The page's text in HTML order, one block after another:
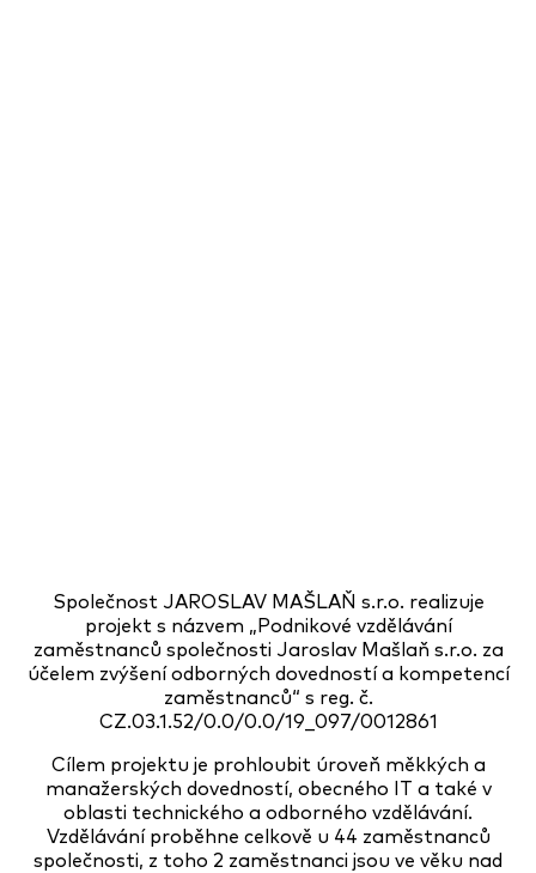
Společnost JAROSLAV MAŠLAŇ s.r.o. realizuje
projekt s názvem „Podnikové vzdělávání
zaměstnanců společnosti Jaroslav Mašlaň s.r.o. za
účelem zvýšení odborných dovedností a kompetencí
zaměstnanců“ s reg. č.
CZ.03.1.52/0.0/0.0/19_097/0012861
Cílem projektu je prohloubit úroveň měkkých a
manažerských dovedností, obecného IT a také v
oblasti technického a odborného vzdělávání.
Vzdělávání proběhne celkově u 44 zaměstnanců
společnosti, z toho 2 zaměstnanci jsou ve věku nad